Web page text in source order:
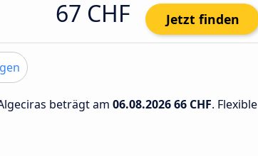
67 CHF Jetzt finden
beträgt am 06.08.202666 CHF. Flexible